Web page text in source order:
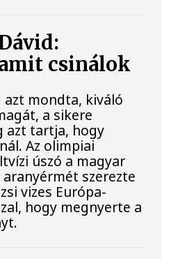
csinálok
azt mondta, kiváló
a sikere
azt tartja, hogy
Az olimpiai
úszó a magyar
szerezte
vizes Európa-
hogy megnyerte a